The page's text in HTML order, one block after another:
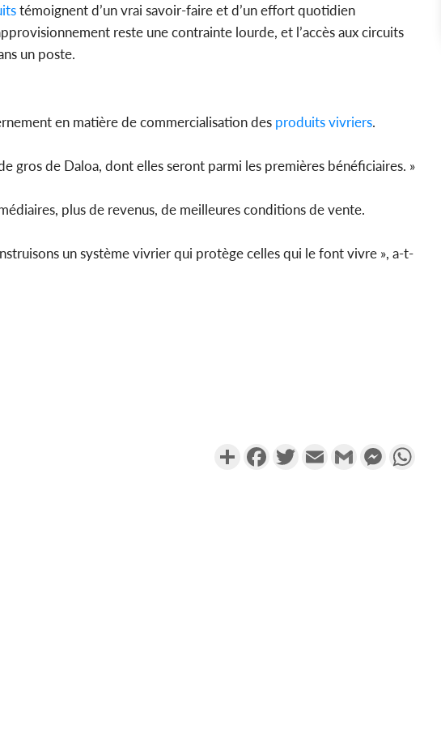
témoignent d’un vrai savoir-faire et d’un effort quotidien
reste une contrainte lourde, et l’accès aux circuits
un poste.
en matière de commercialisation des produitsvivriers.
gros de Daloa, dont elles seront parmi les premières bénéficiaires. »
plus de revenus, de meilleures conditions de vente.
un système vivrier qui protège celles qui le font vivre », a-t-
PartagerFacebookTwitterEmail Gmail Messenger